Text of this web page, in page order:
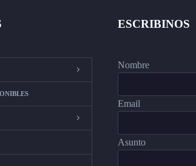
ESCRIBINOS
Nombre
Email
Asunto